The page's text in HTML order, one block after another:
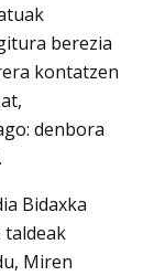
berezia
kontatzen
denbora
Bidaxka
taldeak
Miren